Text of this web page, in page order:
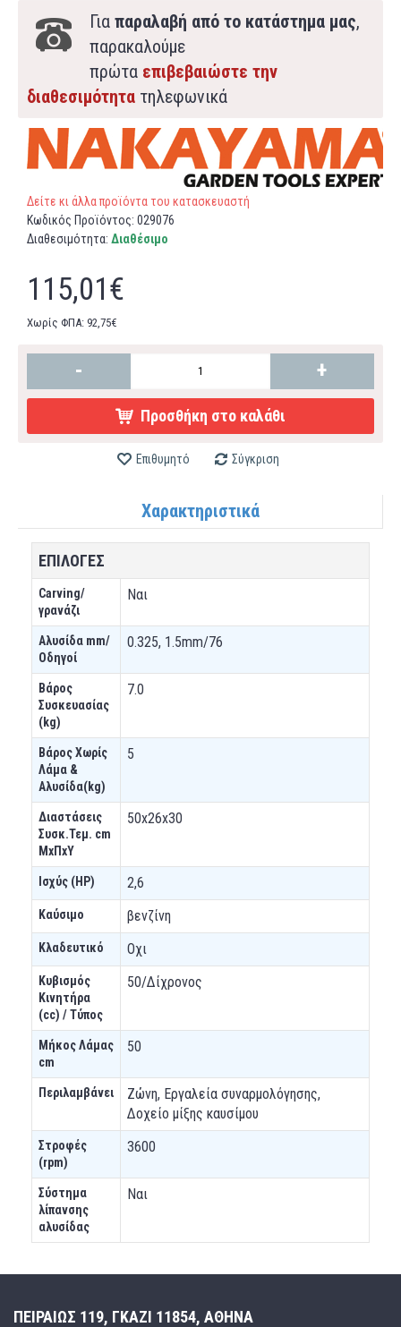
Για παραλαβή από το κατάστημα μας,
παρακαλούμε
πρώτα επιβεβαιώστε την
διαθεσιμότητα τηλεφωνικά
Δείτε κι άλλα προϊόντα του κατασκευαστή
Κωδικός Προϊόντος: 029076
Διαθεσιμότητα: Διαθέσιμο
115,01€
Χωρίς ΦΠΑ: 92,75€
- +
Προσθήκη στο καλάθι
Επιθυμητό Σύγκριση
Χαρακτηριστικά
ΕΠΙΛΟΓΕΣ
Carving/
γρανάζι
Ναι
Αλυσίδα mm/
Οδηγοί
0.325, 1.5mm/76
Βάρος
Συσκευασίας
(kg)
7.0
Βάρος Χωρίς
Λάμα &
Αλυσίδα(kg)
5
Διαστάσεις
Συσκ.Τεμ. cm
ΜxΠxΥ
50x26x30
Ισχύς (HP) 2,6
Καύσιμο βενζίνη
Κλαδευτικό Οχι
Κυβισμός
Κινητήρα
(cc) / Τύπος
50/Δίχρονος
Μήκος Λάμας
cm
50
Περιλαμβάνει
Ζώνη, Εργαλεία συναρμολόγησης,
Δοχείο μίξης καυσίμου
Στροφές
(rpm)
3600
Σύστημα
λίπανσης
αλυσίδας
Ναι
ΠΕΙΡΑΙΩΣ 119, ΓΚΑΖΙ 11854, ΑΘΗΝΑ